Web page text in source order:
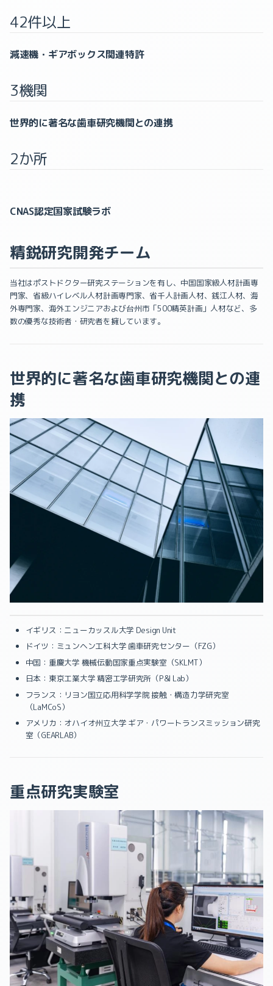
42件以上
減速機・ギアボックス関連特許
3機関
世界的に著名な歯車研究機関との連携
2か所
CNAS認定国家試験ラボ
精鋭研究開発チーム
当社はポストドクター研究ステーションを有し、中国国家級人材計画専
門家、省級ハイレベル人材計画専門家、省千人計画人材、銭江人材、海
外専門家、海外エンジニアおよび台州市「500精英計画」人材など、多
数の優秀な技術者・研究者を擁しています。
世界的に著名な歯車研究機関との連
携
イギリス：ニューカッスル大学 Design Unit
ドイツ：ミュンヘン工科大学 歯車研究センター（FZG）
中国：重慶大学 機械伝動国家重点実験室（SKLMT）
日本：東京工業大学 精密工学研究所（P&I Lab）
フランス：リヨン国立応用科学学院 接触・構造力学研究室
（LaMCoS）
アメリカ：オハイオ州立大学 ギア・パワートランスミッション研究
室（GEARLAB）
重点研究実験室